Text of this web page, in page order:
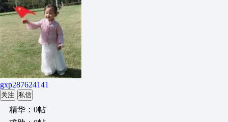
gxp287624141
关注 私信
精华：0帖